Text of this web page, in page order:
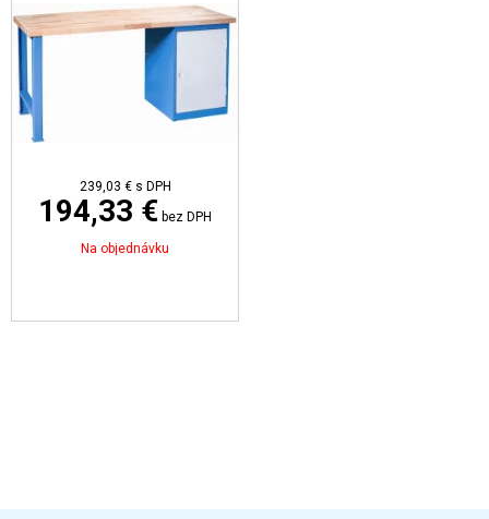
239,03 € s DPH
194,33 € bez DPH
Na objednávku